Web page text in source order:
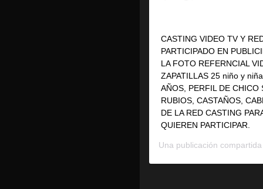
CASTING VIDEO TV Y
PARTICIPADO EN
LA FOTO REFERNCIAL
ZAPATILLAS 25 niño y
AÑOS, PERFIL DE CHICO
RUBIOS, CASTAÑOS,
DE LA RED CASTING
QUIEREN PARTICIPAR.
Una publicación